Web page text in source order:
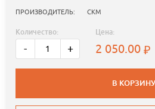
ПРОИЗВОДИТЕЛЬ: СКМ
Количество:
- +
Цена:
2 050.00
В КОРЗИНУ